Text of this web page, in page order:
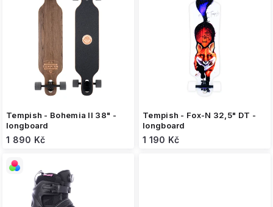
k
t
ů
Tempish - Bohemia II 38" -
longboard
1 890 Kč
Tempish - Fox-N 32,5" DT -
longboard
1 190 Kč